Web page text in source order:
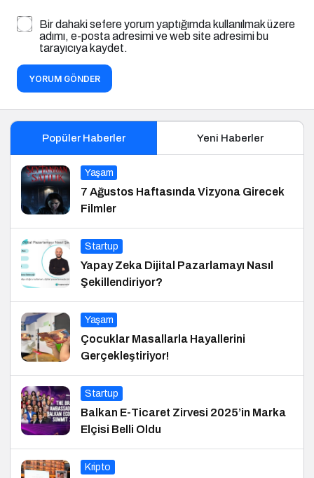
Bir dahaki sefere yorum yaptığımda kullanılmak üzere
adımı, e-posta adresimi ve web site adresimi bu
tarayıcıya kaydet.
YORUM GÖNDER
Popüler Haberler Yeni Haberler
Yaşam
7 Ağustos Haftasında Vizyona Girecek
Filmler
Startup
Yapay Zeka Dijital Pazarlamayı Nasıl
Şekillendiriyor?
Yaşam
Çocuklar Masallarla Hayallerini
Gerçekleştiriyor!
Startup
Balkan E-Ticaret Zirvesi 2025’in Marka
Elçisi Belli Oldu
Kripto